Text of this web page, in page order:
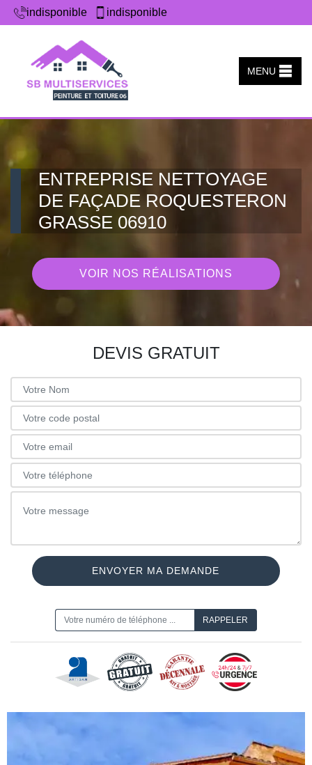
indisponible indisponible
MENU
ENTREPRISE NETTOYAGE
DE FAÇADE ROQUESTERON
GRASSE 06910
VOIR NOS RÉALISATIONS
DEVIS GRATUIT